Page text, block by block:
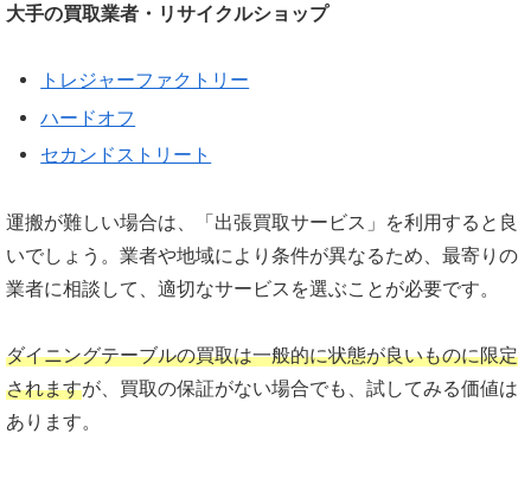
大手の買取業者・リサイクルショップ
トレジャーファクトリー
ハードオフ
セカンドストリート
運搬が難しい場合は、「出張買取サービス」を利用すると良
いでしょう。業者や地域により条件が異なるため、最寄りの
業者に相談して、適切なサービスを選ぶことが必要です。
ダイニングテーブルの買取は一般的に状態が良いものに限定
されますが、買取の保証がない場合でも、試してみる価値は
あります。